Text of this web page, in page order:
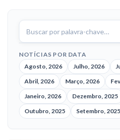
Buscar
notícias
NOTÍCIAS POR DATA
Agosto, 2026
Julho, 2026
Abril, 2026
Março, 2026
Janeiro, 2026
Dezembro, 2025
Outubro, 2025
Setembro, 2025